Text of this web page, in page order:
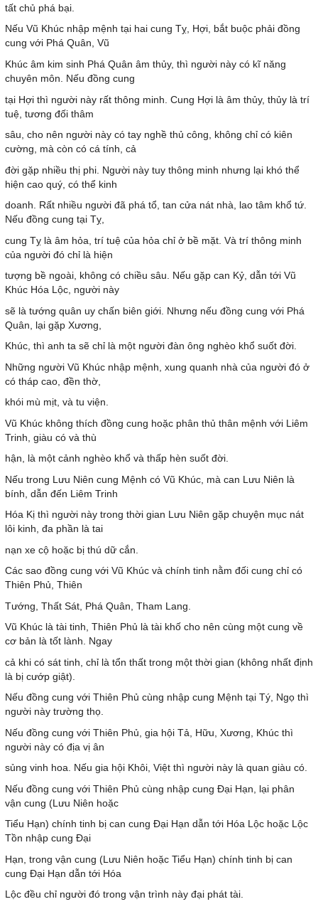
tất chủ phá bại.
Nếu Vũ Khúc nhập mệnh tại hai cung Tỵ, Hợi, bắt buộc phải đồng
cung với Phá Quân, Vũ
Khúc âm kim sinh Phá Quân âm thủy, thì người này có kĩ năng
chuyên môn. Nếu đồng cung
tại Hợi thì người này rất thông minh. Cung Hợi là âm thủy, thủy là trí
tuệ, tương đối thâm
sâu, cho nên người này có tay nghề thủ công, không chỉ có kiên
cường, mà còn có cá tính, cả
đời gặp nhiều thị phi. Người này tuy thông minh nhưng lại khó thể
hiện cao quý, có thể kinh
doanh. Rất nhiều người đã phá tổ, tan cửa nát nhà, lao tâm khổ tứ.
Nếu đồng cung tại Tỵ,
cung Tỵ là âm hỏa, trí tuệ của hỏa chỉ ở bề mặt. Và trí thông minh
của người đó chỉ là hiện
tượng bề ngoài, không có chiều sâu. Nếu gặp can Kỷ, dẫn tới Vũ
Khúc Hóa Lộc, người này
sẽ là tướng quân uy chấn biên giới. Nhưng nếu đồng cung với Phá
Quân, lại gặp Xương,
Khúc, thì anh ta sẽ chỉ là một người đàn ông nghèo khổ suốt đời.
Những người Vũ Khúc nhập mệnh, xung quanh nhà của người đó ở
có tháp cao, đền thờ,
khói mù mịt, và tu viện.
Vũ Khúc không thích đồng cung hoặc phân thủ thân mệnh với Liêm
Trinh, giàu có và thù
hận, là một cảnh nghèo khổ và thấp hèn suốt đời.
Nếu trong Lưu Niên cung Mệnh có Vũ Khúc, mà can Lưu Niên là
bính, dẫn đến Liêm Trinh
Hóa Kị thì người này trong thời gian Lưu Niên gặp chuyện mục nát
lôi kinh, đa phần là tai
nạn xe cộ hoặc bị thú dữ cắn.
Các sao đồng cung với Vũ Khúc và chính tinh nằm đối cung chỉ có
Thiên Phủ, Thiên
Tướng, Thất Sát, Phá Quân, Tham Lang.
Vũ Khúc là tài tinh, Thiên Phủ là tài khố cho nên cùng một cung về
cơ bản là tốt lành. Ngay
cả khi có sát tinh, chỉ là tổn thất trong một thời gian (không nhất định
là bị cướp giật).
Nếu đồng cung với Thiên Phủ cùng nhập cung Mệnh tại Tý, Ngọ thì
người này trường thọ.
Nếu đồng cung với Thiên Phủ, gia hội Tả, Hữu, Xương, Khúc thì
người này có địa vị ân
sủng vinh hoa. Nếu gia hội Khôi, Việt thì người này là quan giàu có.
Nếu đồng cung với Thiên Phủ cùng nhập cung Đại Hạn, lại phân
vận cung (Lưu Niên hoặc
Tiểu Hạn) chính tinh bị can cung Đại Hạn dẫn tới Hóa Lộc hoặc Lộc
Tồn nhập cung Đại
Hạn, trong vận cung (Lưu Niên hoặc Tiểu Hạn) chính tinh bị can
cung Đại Hạn dẫn tới Hóa
Lộc đều chỉ người đó trong vận trình này đại phát tài.